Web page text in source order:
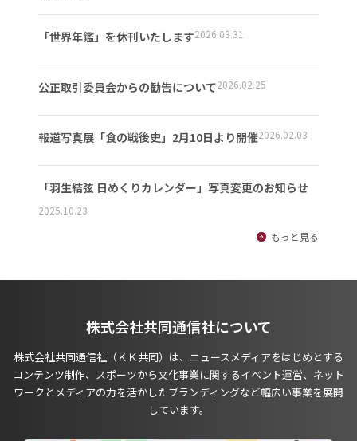
「世界年鑑」を休刊いたします2026.03.31
公正取引委員会からの勧告について2026.02.25
報道写真展「食の戦後史」2月10日より開催2026.02.03
「羽生結弦 日めくりカレンダー」写真変更のお知らせ
2025.10.23
もっと見る
株式会社共同通信社について
株式会社共同通信社（ＫＫ共同）は、ニュースメディアをはじめとする
コンテンツ制作、スポーツから文化事業に関するイベント運営、ネット
ワークとメディアの力を活かしたブランディングなど幅広い事業を展開
しています。